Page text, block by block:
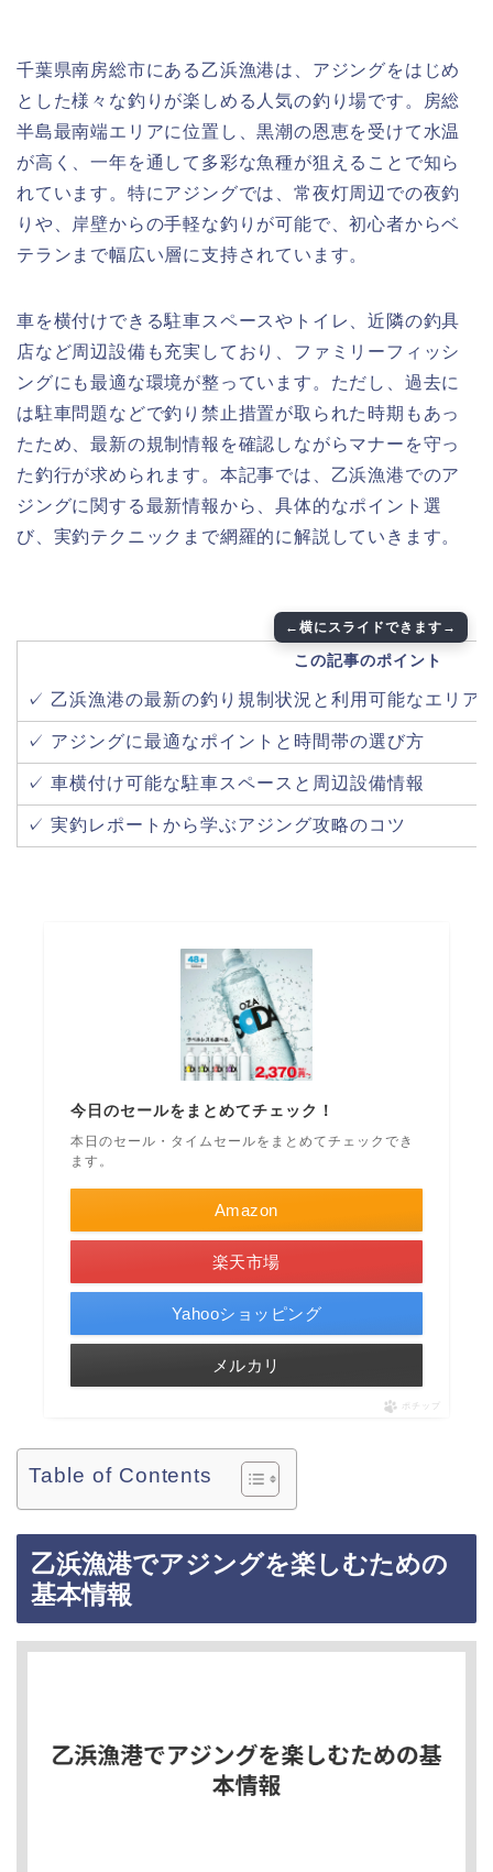
千葉県南房総市にある乙浜漁港は、アジングをはじめ
とした様々な釣りが楽しめる人気の釣り場です。房総
半島最南端エリアに位置し、黒潮の恩恵を受けて水温
が高く、一年を通して多彩な魚種が狙えることで知ら
れています。特にアジングでは、常夜灯周辺での夜釣
りや、岸壁からの手軽な釣りが可能で、初心者からベ
テランまで幅広い層に支持されています。
車を横付けできる駐車スペースやトイレ、近隣の釣具
店など周辺設備も充実しており、ファミリーフィッシ
ングにも最適な環境が整っています。ただし、過去に
は駐車問題などで釣り禁止措置が取られた時期もあっ
たため、最新の規制情報を確認しながらマナーを守っ
た釣行が求められます。本記事では、乙浜漁港でのア
ジングに関する最新情報から、具体的なポイント選
び、実釣テクニックまで網羅的に解説していきます。
この記事のポイント
✓ 乙浜漁港の最新の釣り規制状況と利用可能なエリア
✓ アジングに最適なポイントと時間帯の選び方
✓ 車横付け可能な駐車スペースと周辺設備情報
✓ 実釣レポートから学ぶアジング攻略のコツ
今日のセールをまとめてチェック！
本日のセール・タイムセールをまとめてチェックでき
ます。
Amazon
楽天市場
Yahooショッピング
メルカリ
ポチップ
Table of Contents
乙浜漁港でアジングを楽しむための
基本情報